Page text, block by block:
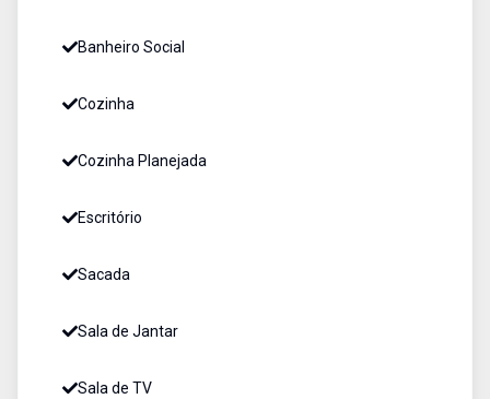
Banheiro Social
Cozinha
Cozinha Planejada
Escritório
Sacada
Sala de Jantar
Sala de TV